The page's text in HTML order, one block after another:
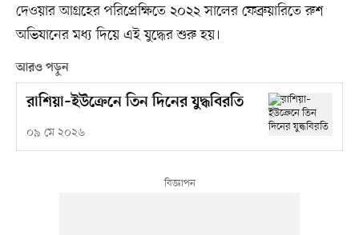
দেওয়ার আগ্রহের পরিপ্রেক্ষিতে ২০২২ সালের ফেব্রুয়ারিতে রুশ
অভিযানের মধ্য দিয়ে এই যুদ্ধের শুরু হয়।
আরও পড়ুন
রাশিয়া–ইউক্রেনে তিন দিনের যুদ্ধবিরতি
০৯ মে ২০২৬